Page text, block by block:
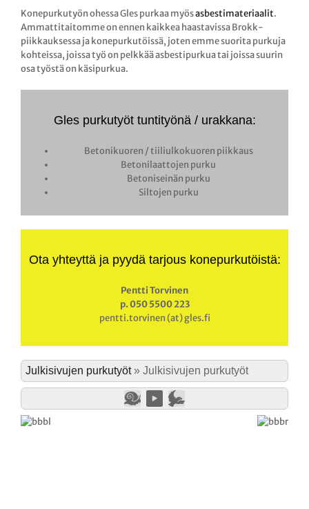
Konepurkutyön ohessa Gles purkaa myösasbestimateriaalit.
Ammattitaitomme on ennen kaikkea haastavissa Brokk-
piikkauksessa ja konepurkutöissä, joten emme suorita purkuja
kohteissa, joissa työ on pelkkää asbestipurkua tai joissa suurin
osa työstä on käsipurkua.
Gles purkutyöt tuntityönä / urakkana:
Betonikuoren / tiiliulkokuoren piikkaus
Betonilaattojen purku
Betoniseinän purku
Siltojen purku
Ota yhteyttä ja pyydä tarjous konepurkutöistä:
Pentti Torvinen
p. 050 5500 223
pentti.torvinen (at) gles.fi
Julkisivujen purkutyöt» Julkisivujen purkutyöt